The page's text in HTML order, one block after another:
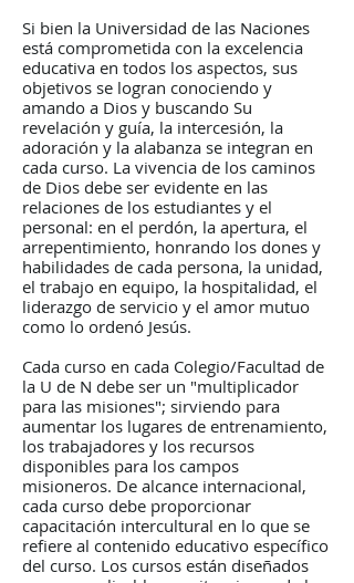
Si bien la Universidad de las Naciones
está comprometida con la excelencia
educativa en todos los aspectos, sus
objetivos se logran conociendo y
amando a Dios y buscando Su
revelación y guía, la intercesión, la
adoración y la alabanza se integran en
cada curso. La vivencia de los caminos
de Dios debe ser evidente en las
relaciones de los estudiantes y el
personal: en el perdón, la apertura, el
arrepentimiento, honrando los dones y
habilidades de cada persona, la unidad,
el trabajo en equipo, la hospitalidad, el
liderazgo de servicio y el amor mutuo
como lo ordenó Jesús.
Cada curso en cada Colegio/Facultad de
la U de N debe ser un "multiplicador
para las misiones"; sirviendo para
aumentar los lugares de entrenamiento,
los trabajadores y los recursos
disponibles para los campos
misioneros. De alcance internacional,
cada curso debe proporcionar
capacitación intercultural en lo que se
refiere al contenido educativo específico
del curso. Los cursos están diseñados